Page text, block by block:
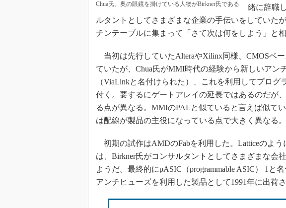
Chua氏、奥の眼鏡を掛けている人物がBirkner氏である
緒に辞職
ルタントとしてさまざまな企業の手伝いをしていた
チンテーブルに集まって「さて次は何をしよう」と
当初は先行していたAlteraやXilinx同様、CMOSベ
ていたが、Chua氏がMMI時代の経験から新しいアン
（ViaLinkと名付けられた）、これを利用してプロ
付く。要するにゲートアレイの延長ではあるのだが
る点が異なる。MMIのPALと似ていると言えば似て
は配線が製品の主役になっている点で大きく異なる。
初期の試作はAMDのFabを利用した。Latticeのよ
は、Birkner氏がコンサルタントとしてさまざまな会
ようだ。最終的にpASIC（programmable ASIC） 1と
アンチヒューズを利用した製品として1991年に出荷